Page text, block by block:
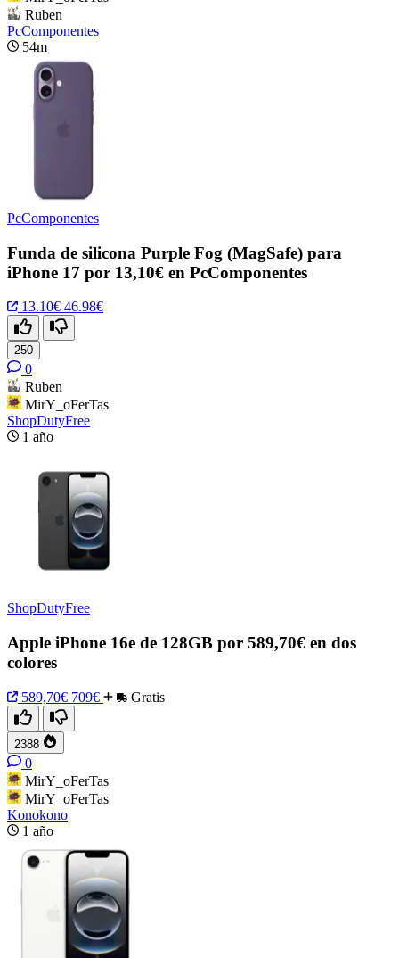
Ruben
PcComponentes
54m
PcComponentes
Funda de silicona Purple Fog (MagSafe) para
iPhone 17 por 13,10€ en PcComponentes
13.10€ 46.98€
250
0
Ruben
MirY_oFerTas
ShopDutyFree
1 año
ShopDutyFree
Apple iPhone 16e de 128GB por 589,70€ en dos
colores
589,70€ 709€ Gratis
2388
0
MirY_oFerTas
MirY_oFerTas
Konokono
1 año